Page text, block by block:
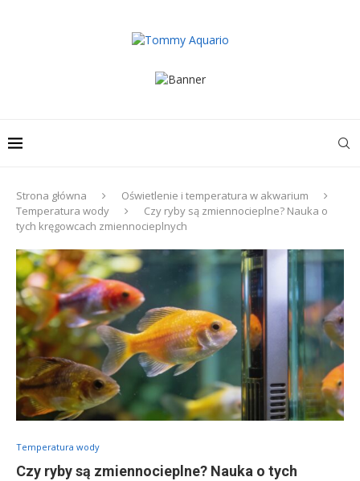
Strona główna
Oświetlenie i temperatura w akwarium
Temperatura wody
Czy ryby są zmiennocieplne? Nauka o
tych kręgowcach zmiennocieplnych
Temperatura wody
Czy ryby są zmiennocieplne? Nauka o tych